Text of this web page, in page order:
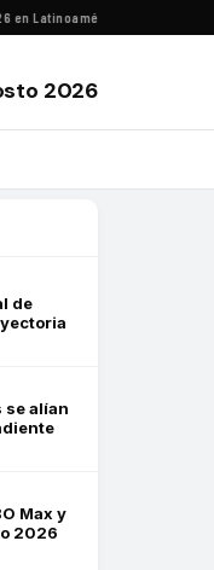
Latinoamérica
2026
de
se alían
Max y
2026